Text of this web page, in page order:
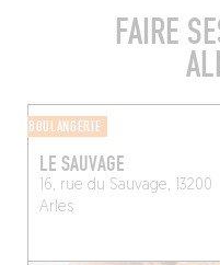
FAIRE
BOULANGERIE
LE SAUVAGE
16, rue du Sauvage, 13200
Arles